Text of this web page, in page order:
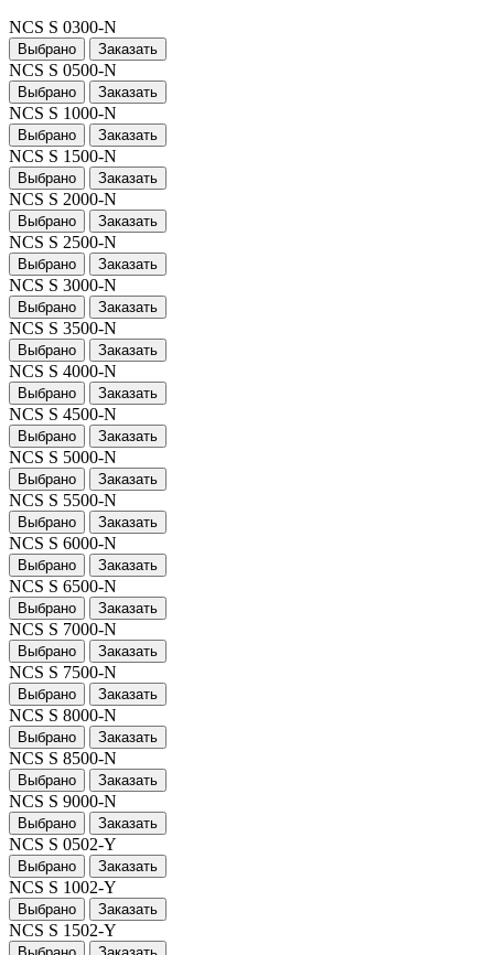
NCS S 0300-N
Выбрано Заказать
NCS S 0500-N
Выбрано Заказать
NCS S 1000-N
Выбрано Заказать
NCS S 1500-N
Выбрано Заказать
NCS S 2000-N
Выбрано Заказать
NCS S 2500-N
Выбрано Заказать
NCS S 3000-N
Выбрано Заказать
NCS S 3500-N
Выбрано Заказать
NCS S 4000-N
Выбрано Заказать
NCS S 4500-N
Выбрано Заказать
NCS S 5000-N
Выбрано Заказать
NCS S 5500-N
Выбрано Заказать
NCS S 6000-N
Выбрано Заказать
NCS S 6500-N
Выбрано Заказать
NCS S 7000-N
Выбрано Заказать
NCS S 7500-N
Выбрано Заказать
NCS S 8000-N
Выбрано Заказать
NCS S 8500-N
Выбрано Заказать
NCS S 9000-N
Выбрано Заказать
NCS S 0502-Y
Выбрано Заказать
NCS S 1002-Y
Выбрано Заказать
NCS S 1502-Y
Выбрано Заказать